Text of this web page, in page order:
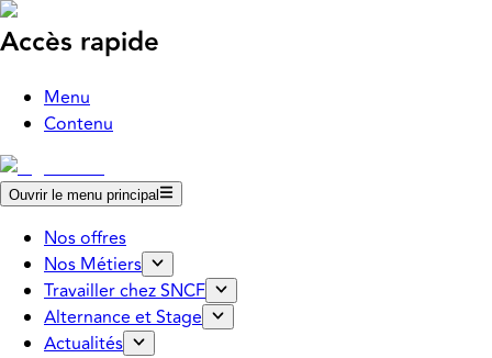
Accès rapide
Menu
Contenu
Ouvrir le menu principal
Nos offres
Nos Métiers
Travailler chez SNCF
Alternance et Stage
Actualités